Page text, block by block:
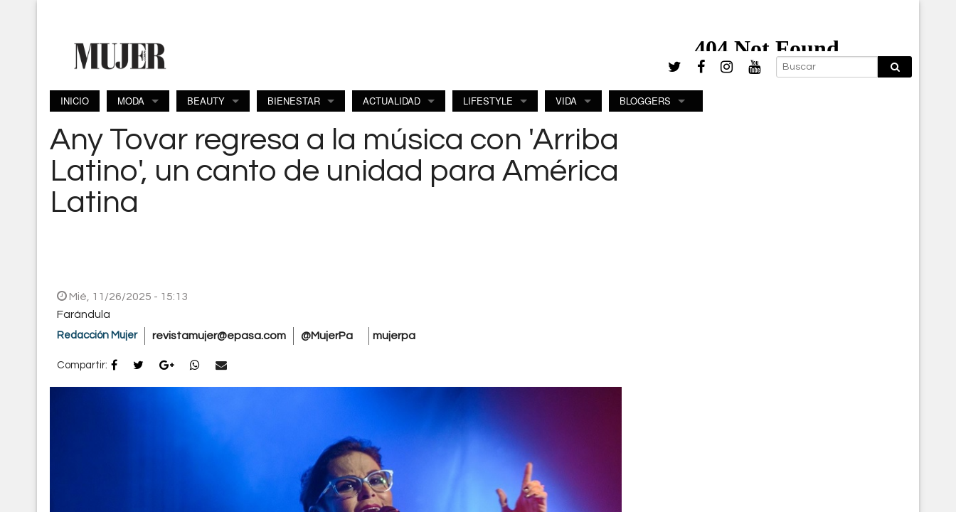
INICIO MODA BEAUTY BIENESTAR ACTUALIDAD LIFESTYLE VIDA BLOGGERS
Any Tovar regresa a la música con 'Arriba
Latino', un canto de unidad para América
Latina
Mié, 11/26/2025 - 15:13
Farándula
Redacción Mujer revistamujer@epasa.com @MujerPa mujerpa
Compartir: